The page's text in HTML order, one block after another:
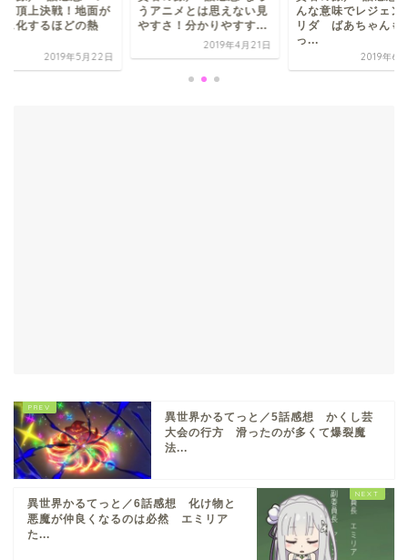
り頂上決戦！地面が
ス化するほどの熱
2019年5月22日
うアニメとは思えない見
やすさ！分かりやすす...
2019年4月21日
んな意味でレジェン
リダ ばあちゃんも
っ...
2019年6
異世界かるてっと／5話感想 かくし芸
大会の行方 滑ったのが多くて爆裂魔
法...
異世界かるてっと／6話感想 化け物と
悪魔が仲良くなるのは必然 エミリア
た...